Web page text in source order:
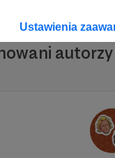
Ustawienia
autorzy